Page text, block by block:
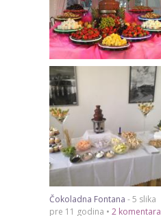
Čokoladna Fontana - 5 slika
pre 11 godina • 2 komentara